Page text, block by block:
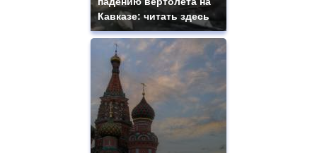
Кавказе: читать здесь